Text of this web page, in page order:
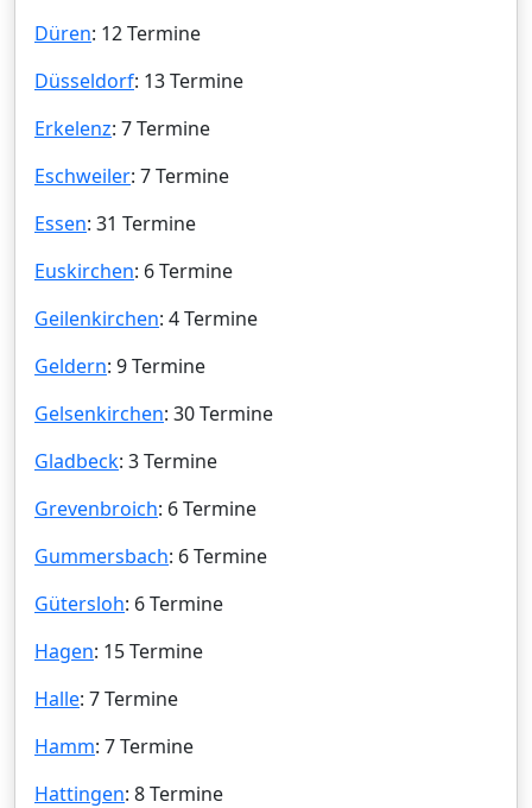
Düren: 12 Termine
Düsseldorf: 13 Termine
Erkelenz: 7 Termine
Eschweiler: 7 Termine
Essen: 31 Termine
Euskirchen: 6 Termine
Geilenkirchen: 4 Termine
Geldern: 9 Termine
Gelsenkirchen: 30 Termine
Gladbeck: 3 Termine
Grevenbroich: 6 Termine
Gummersbach: 6 Termine
Gütersloh: 6 Termine
Hagen: 15 Termine
Halle: 7 Termine
Hamm: 7 Termine
Hattingen: 8 Termine